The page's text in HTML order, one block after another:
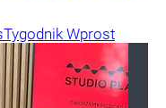
Tygodnik Wprost